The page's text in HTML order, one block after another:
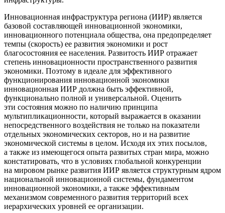
Инновационная инфраструктура региона (ИИР) является
базовой составляющей инновационной экономики,
инновационного потенциала общества, она предопределяет
темпы (скорость) ее развития экономики и рост
благосостояния ее населения. Развитость ИИР отражает
степень инновационности пространственного развития
экономики. Поэтому в идеале для эффективного
функционирования инновационной экономики
инновационная ИИР должна быть эффективной,
функционально полной и универсальной. Оценить
эти состояния можно по наличию принципа
мультипликационности, который выражается в оказании
непосредственного воздействия не только на показатели
отдельных экономических секторов, но и на развитие
экономической системы в целом. Исходя их этих посылов,
а также из имеющегося опыта развитых стран мира, можно
констатировать, что в условиях глобальной конкуренции
на мировом рынке развития ИИР является структурным ядром
национальной инновационной системы, фундаментом
инновационной экономики, а также эффективным
механизмом современного развития территорий всех
иерархических уровней ее организации.